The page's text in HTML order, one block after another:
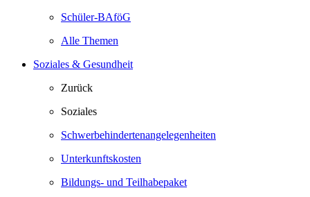
Schüler-BAföG
Alle Themen
Soziales & Gesundheit
Zurück
Soziales
Schwerbehindertenangelegenheiten
Unterkunftskosten
Bildungs- und Teilhabepaket